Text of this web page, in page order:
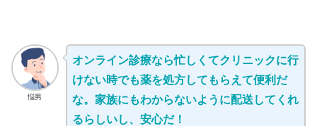
悩男
オンライン診療なら忙しくてクリニックに行
けない時でも薬を処方してもらえて便利だ
な。家族にもわからないように配送してくれ
るらしいし、安心だ！